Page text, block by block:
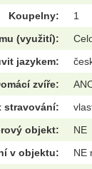
Koupelny:
1
(využití):
jazykem:
zvíře:
stravování:
objekt:
NE
v objektu:
NE